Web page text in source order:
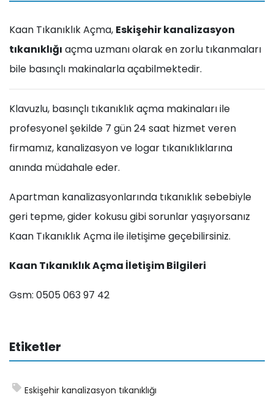
Kaan Tıkanıklık Açma, Eskişehir kanalizasyon
tıkanıklığı açma uzmanı olarak en zorlu tıkanmaları
bile basınçlı makinalarla açabilmektedir.
Klavuzlu, basınçlı tıkanıklık açma makinaları ile
profesyonel şekilde 7 gün 24 saat hizmet veren
firmamız, kanalizasyon ve logar tıkanıklıklarına
anında müdahale eder.
Apartman kanalizasyonlarında tıkanıklık sebebiyle
geri tepme, gider kokusu gibi sorunlar yaşıyorsanız
Kaan Tıkanıklık Açma ile iletişime geçebilirsiniz.
Kaan Tıkanıklık Açma İletişim Bilgileri
Gsm: 0505 063 97 42
Etiketler
Eskişehir kanalizasyon tıkanıklığı